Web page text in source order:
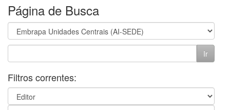
Página de Busca
Filtros correntes: